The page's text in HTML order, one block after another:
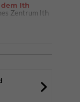
dem Ith
Zentrum Ith
München